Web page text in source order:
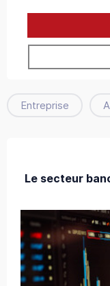
Entreprise
Le secteur